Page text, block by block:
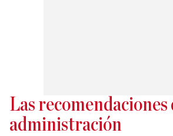
Las recomendaciones
administración